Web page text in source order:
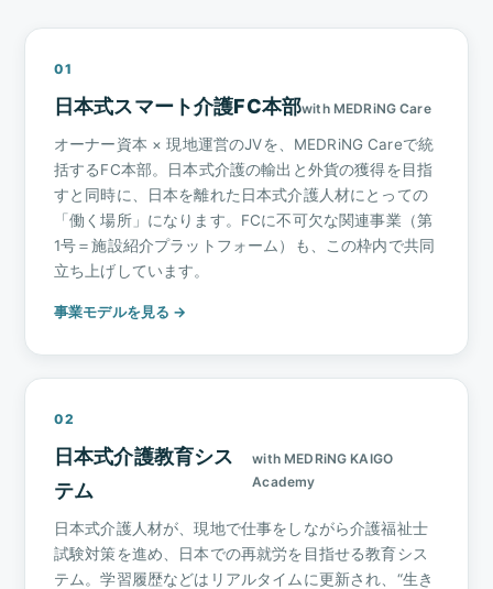
01
日本式スマート介護FC本部with MEDRiNG Care
オーナー資本 × 現地運営のJVを、MEDRiNG Careで統
括するFC本部。日本式介護の輸出と外貨の獲得を目指
すと同時に、日本を離れた日本式介護人材にとっての
「働く場所」になります。FCに不可欠な関連事業（第
1号＝施設紹介プラットフォーム）も、この枠内で共同
立ち上げしています。
事業モデルを見る →
02
日本式介護教育シス
テム
with MEDRiNG KAIGO
Academy
日本式介護人材が、現地で仕事をしながら介護福祉士
試験対策を進め、日本での再就労を目指せる教育シス
テム。学習履歴などはリアルタイムに更新され、“生き